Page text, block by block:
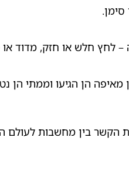
לחץ חלש או חזק, מדוד או
הן הגיעו וממתי הן
הקשר בין מחשבות לעולם